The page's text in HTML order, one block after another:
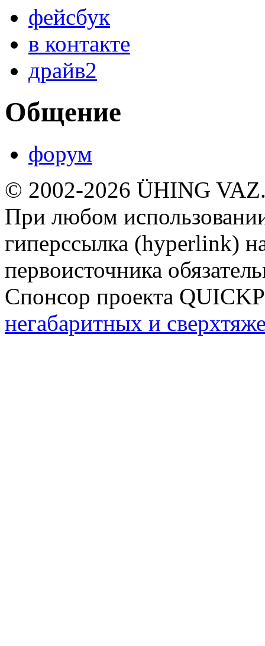
фейсбук
в контакте
драйв2
Общение
форум
© 2002-2026 ÜHING
При любом
гиперссылка (hyperlink)
первоисточника
Спонсор проекта
негабаритных и